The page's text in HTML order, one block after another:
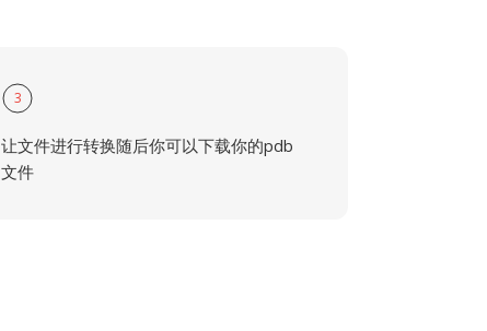
3
让文件进行转换随后你可以下载你的pdb
文件